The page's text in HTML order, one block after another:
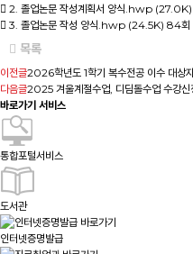
2. 졸업논문 작성계획서 양식.hwp (27.0K)
3. 졸업논문 작성 양식.hwp (24.5K) 84회
목록
이전글2026학년도 1학기 복수전공 이수 대상
다음글2025 겨울계절수업, 디딤돌수업 수강신
바로가기 서비스
통합포털서비스
도서관
인터넷증명발급